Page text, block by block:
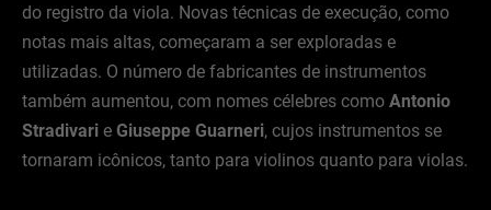
do registro da viola. Novas técnicas de execução, como
notas mais altas, começaram a ser exploradas e
utilizadas. O número de fabricantes de instrumentos
também aumentou, com nomes célebres como Antonio
Stradivari e Giuseppe Guarneri, cujos instrumentos se
tornaram icônicos, tanto para violinos quanto para violas.